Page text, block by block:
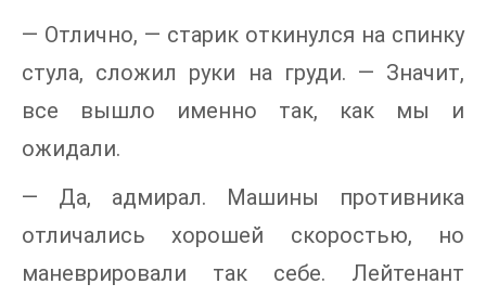
— Отлично, — старик откинулся на спинку
стула, сложил руки на груди. — Значит,
все вышло именно так, как мы и
ожидали.
— Да, адмирал. Машины противника
отличались хорошей скоростью, но
маневрировали так себе. Лейтенант